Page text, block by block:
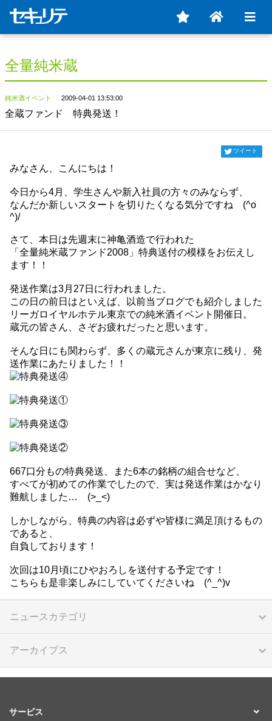
全量純米蔵
純米酒イベント 2009-04-01 13:53:00
全蔵ファンド 特典発送！
ツイート
みなさん、こんにちは！
今日から4月、学生さんや新入社員の方々のみならず、
なんだか新しいスタートを切りたくなる気分ですね (^o
^)/
さて、本日は先週末に神亀酒造で行われた
「全量純米蔵ファンド2008」特典送付の模様をお伝えし
ます！！
発送作業は3月27日に行われました。
この日の前日はといえば、以前当ブログでも紹介しました
リーガロイヤルホテル東京での純米酒イベント開催日。
蔵元の皆さん、さぞお疲れだったと思います。
そんな日にも関わらず、多くの蔵元さんが東京に残り、発
送作業にあたりました！！
667口分もの特典発送、また6本の銘柄の組合せなど、
すべてが初めての作業でしたので、実は発送作業はかなり
難航しました… (>_<)
しかしながら、特典の内容は必ずや皆様に満足頂けるもの
であると、
自負しております！
次回は10月頃にひやおろしを送付する予定です！
こちらも是非楽しみにしていてくださいね (^_^)v
ニュースカテゴリ
アーカイブス
サービス